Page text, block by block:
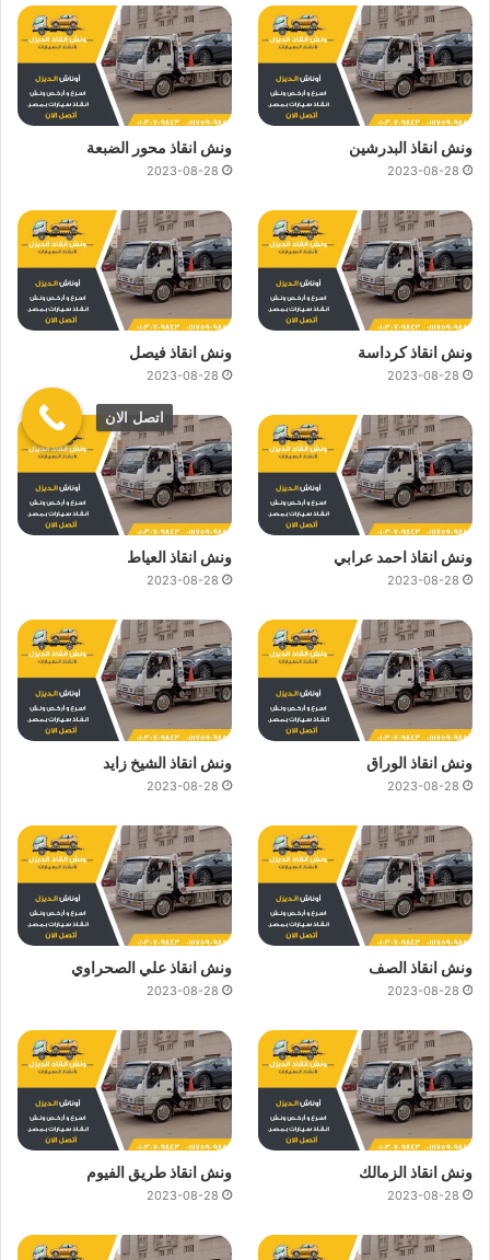
ونش انقاذ البدرشين
2023-08-28
ونش انقاذ محور الضبعة
2023-08-28
ونش انقاذ كرداسة
2023-08-28
ونش انقاذ فيصل
2023-08-28
ونش انقاذ احمد عرابي
2023-08-28
ونش انقاذ العياط
2023-08-28
ونش انقاذ الوراق
2023-08-28
ونش انقاذ الشيخ زايد
2023-08-28
ونش انقاذ الصف
2023-08-28
ونش انقاذ علي الصحراوي
2023-08-28
ونش انقاذ الزمالك
2023-08-28
ونش انقاذ طريق الفيوم
2023-08-28
اتصل الان